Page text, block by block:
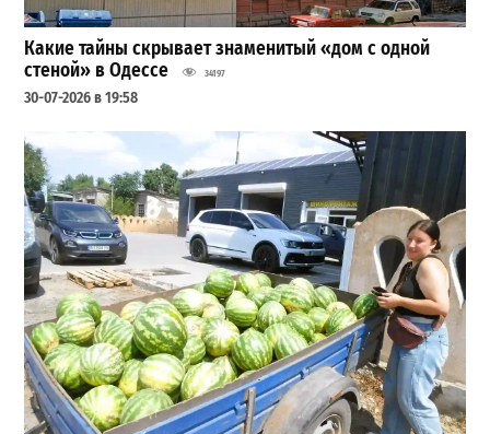
Какие тайны скрывает знаменитый «дом с одной
стеной» в Одессе
34197
30-07-2026 в 19:58